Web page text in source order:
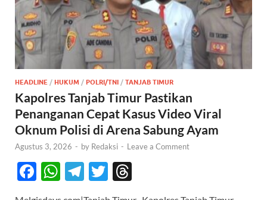
HEADLINE / HUKUM / POLRI/TNI / TANJAB TIMUR
Kapolres Tanjab Timur Pastikan
Penanganan Cepat Kasus Video Viral
Oknum Polisi di Arena Sabung Ayam
Agustus 3, 2026 - by Redaksi - Leave a Comment
F
W T
T